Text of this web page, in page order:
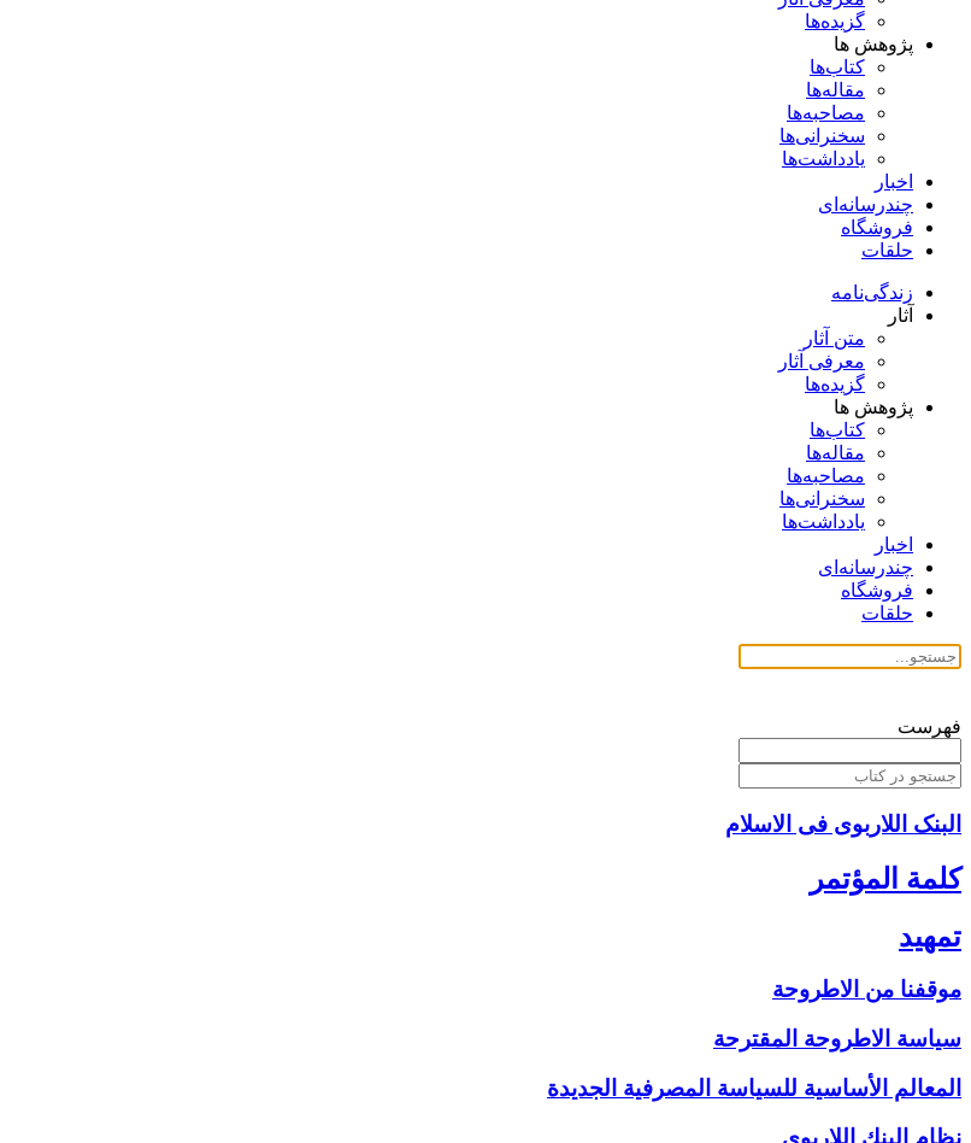
گزیده‌ها
پژوهش ها
کتاب‌ها
مقاله‌ها
مصاحبه‌ها
سخنرانی‌ها
یادداشت‌ها
اخبار
چندرسانه‌ای
فروشگاه
حلقات
زندگی‌نامه
آثار
متن آثار
معرفی آثار
گزیده‌ها
پژوهش ها
کتاب‌ها
مقاله‌ها
مصاحبه‌ها
سخنرانی‌ها
یادداشت‌ها
اخبار
چندرسانه‌ای
فروشگاه
حلقات
فهرست
البنک اللاربوی فی الاسلام
كلمة المؤتمر
تمهيد
موقفنا من الاطروحة
سياسة الاطروحة المقترحة
المعالم الأساسية للسياسة المصرفية الجديدة
نظام البنك اللاربوي‏